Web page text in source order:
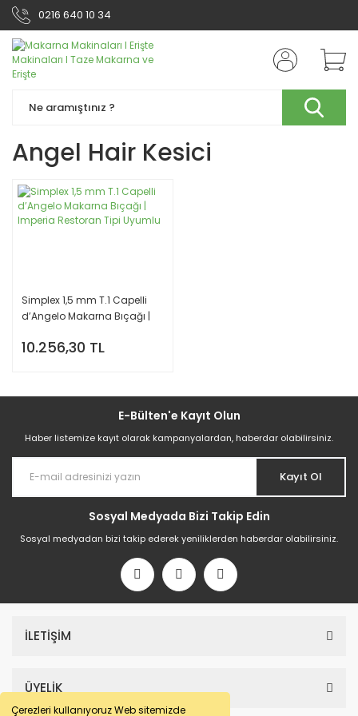
Çerezleri kullanıyoruz Web sitemizde
0216 640 10 34
Angel Hair Kesici
Simplex 1,5 mm T.1 Capelli
d’Angelo Makarna Bıçağı |
Uyumlu
10.256,30 TL
E-Bülten'e Kayıt Olun
Haber listemize kayıt olarak kampanyalardan, haberdar olabilirsiniz.
Kayıt Ol
Sosyal Medyada Bizi Takip Edin
Sosyal medyadan bizi takip ederek yeniliklerden haberdar olabilirsiniz.
İLETİŞİM
ÜYELİK